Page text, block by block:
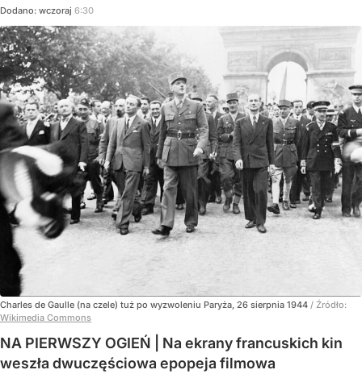
Dodano: wczoraj 6:30
Charles de Gaulle (na czele) tuż po wyzwoleniu Paryża, 26 sierpnia 1944 / Źródło:
Wikimedia Commons
NA PIERWSZY OGIEŃ | Na ekrany francuskich kin
weszła dwuczęściowa epopeja filmowa